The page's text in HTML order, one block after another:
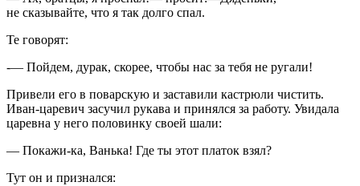
не сказывайте, что я так долго спал.
Те говорят:
-— Пойдем, дурак, скорее, чтобы нас за тебя не ругали!
Привели его в поварскую и заставили кастрюли чистить.
Иван-царевич засучил рукава и принялся за работу. Увидала
царевна у него половинку своей шали:
— Покажи-ка, Ванька! Где ты этот платок взял?
Тут он и признался: